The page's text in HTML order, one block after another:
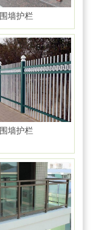
围墙护栏
围墙护栏